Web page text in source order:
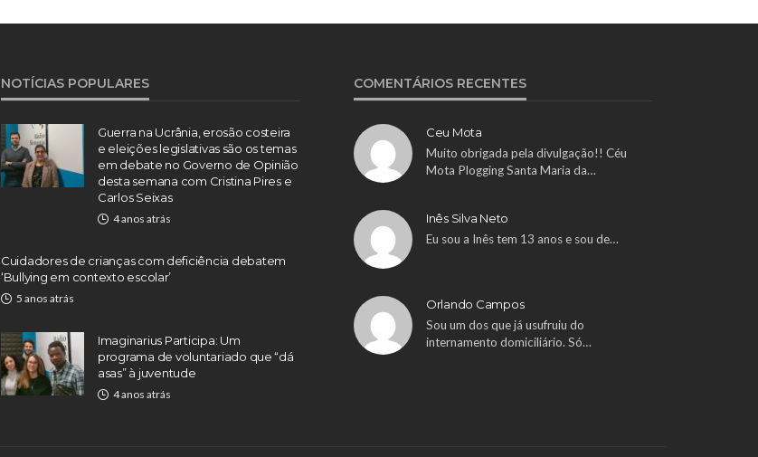
NOTÍCIAS POPULARES
Guerra na Ucrânia, erosão costeira
e eleições legislativas são os temas
em debate no Governo de Opinião
desta semana com Cristina Pires e
Carlos Seixas
4 anos atrás
Cuidadores de crianças com deficiência debatem
‘Bullying em contexto escolar’
5 anos atrás
Imaginarius Participa: Um
programa de voluntariado que “dá
asas” à juventude
4 anos atrás
COMENTÁRIOS RECENTES
Ceu Mota
Muito obrigada pela divulgação!! Céu
Mota Plogging Santa Maria da…
Inês Silva Neto
Eu sou a Inês tem 13 anos e sou de…
Orlando Campos
Sou um dos que já usufruiu do
internamento domiciliário. Só…